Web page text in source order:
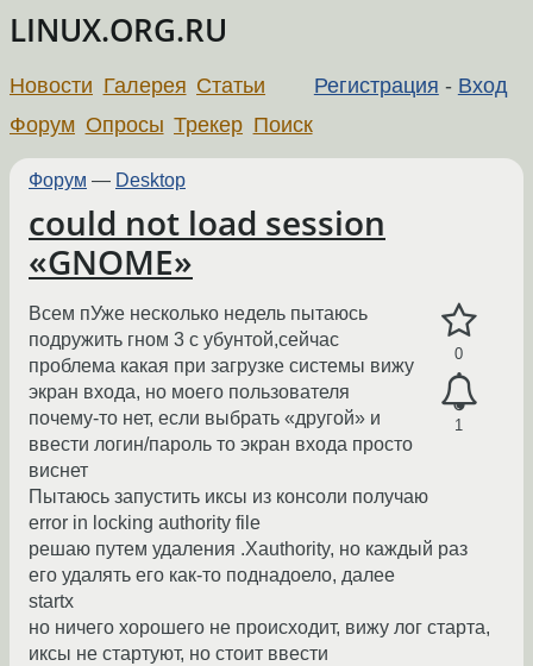
LINUX.ORG.RU
Регистрация - Вход
Новости Галерея Статьи
Форум Опросы Трекер Поиск
Форум — Desktop
could not load session
«GNOME»
0
1
Всем пУже несколько недель пытаюсь
подружить гном 3 с убунтой,сейчас
проблема какая при загрузке системы вижу
экран входа, но моего пользователя
почему-то нет, если выбрать «другой» и
ввести логин/пароль то экран входа просто
виснет
Пытаюсь запустить иксы из консоли получаю
error in locking authority file
решаю путем удаления .Xauthority, но каждый раз
его удалять его как-то поднадоело, далее
startx
но ничего хорошего не происходит, вижу лог старта,
иксы не стартуют, но стоит ввести